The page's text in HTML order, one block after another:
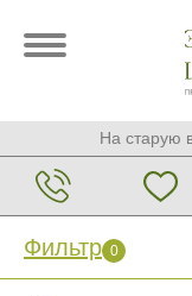
На старую
Фильтр 0